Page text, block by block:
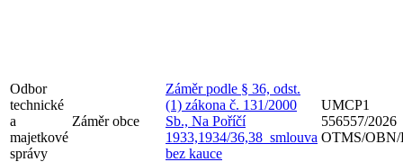
Odbor
technické
a
majetkové
správy
Záměr obce
Záměr podle § 36, odst.
(1) zákona č. 131/2000
Sb., Na Poříčí
1933,1934/36,38_smlouva
bez kauce
UMCP1
556557/2026
OTMS/